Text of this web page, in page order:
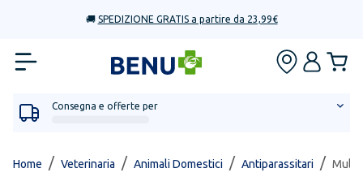
🚚 SPEDIZIONE GRATIS a partire da 23,99€
Consegna e offerte per
Home / Veterinaria / Animali Domestici / Antiparassitari / Multi